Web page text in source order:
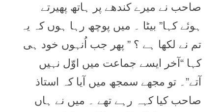
صاحب نے میرے کندھے پر ہاتھ پھیرتے
ہوئے کہا” بیٹا ۔ میں پوچھ رہا ہوں کہ یہ
تم نے لکھا ہے ؟ ” پھر جب اُنہوں خود ہی
کہا “آخر ایسے جماعت میں اوّل نہیں
آتے”۔ تو مجھے سمجھ میں آیا کہ استاذ
صاحب کیا کہہ رہے تھے ۔ میں نے ہاں